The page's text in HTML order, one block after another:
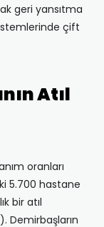
geri yansıtma
çift
Atıl
oranları
5.700 hastane
bir atıl
Demirbaşların